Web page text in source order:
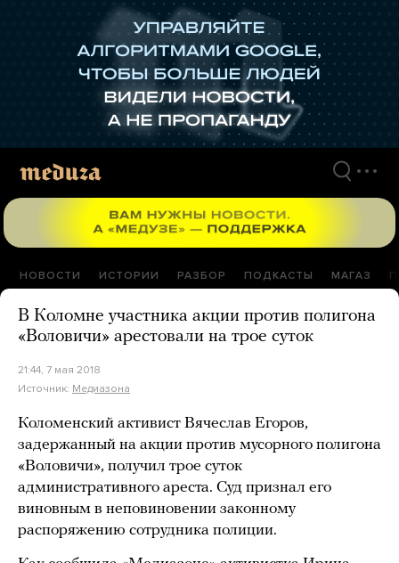
НОВОСТИ ИСТОРИИ РАЗБОР ПОДКАСТЫ МАГАЗ
В Коломне участника акции против полигона
«Воловичи» арестовали на трое суток
21:44, 7 мая 2018
Источник: Медиазона
Коломенский активист Вячеслав Егоров,
задержанный на акции против мусорного полигона
«Воловичи», получил трое суток
административного ареста. Суд признал его
виновным в неповиновении законному
распоряжению сотрудника полиции.